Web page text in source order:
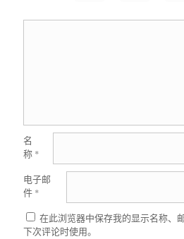
名
称 *
电子邮
件 *
在此浏览器中保存我的显示名称、
下次评论时使用。